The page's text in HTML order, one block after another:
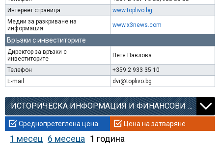
Интернет страница
www.toplivo.bg
Медии за разкриване на
информация
www.x3news.com
Връзки с инвеститорите
Директор за връзки с
инвеститорите
Петя Павлова
Телефон
+359 2 933 35 10
E-mail
dvi@toplivo.bg
ИСТОРИЧЕСКА ИНФОРМАЦИЯ И ФИНАНСОВИ КОЕФИЦИЕНТИ
Среднопретеглена цена Цена на затваряне
1 месец 6 месеца 1 година